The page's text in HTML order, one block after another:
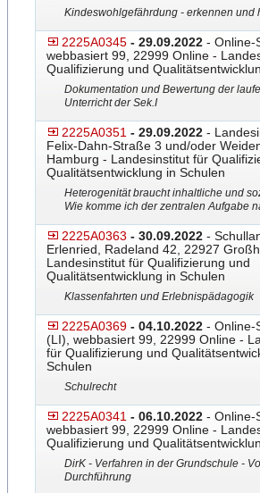
Kindeswohlgefährdung - erkennen und
2225A0345 - 29.09.2022 - Online-
webbasiert 99, 22999 Online -
Qualifizierung und
Dokumentation und Bewertung der
Unterricht der Sek.I
2225A0351 - 29.09.2022 -
Felix-Dahn-Straße 3 und/oder
Hamburg - Landesinstitut für
Qualitätsentwicklung in Schulen
Heterogenität braucht inhaltliche und
Wie komme ich der zentralen Aufgabe
2225A0363 - 30.09.2022 -
Erlenried, Radeland 42, 22927
Landesinstitut für Qualifizierung und
Qualitätsentwicklung in Schulen
Klassenfahrten und Erlebnispädagogik
2225A0369 - 04.10.2022 - Online-
(LI), webbasiert 99, 22999 Online -
für Qualifizierung und
Schulen
Schulrecht
2225A0341 - 06.10.2022 - Online-
webbasiert 99, 22999 Online -
Qualifizierung und
DirK - Verfahren in der Grundschule -
Durchführung